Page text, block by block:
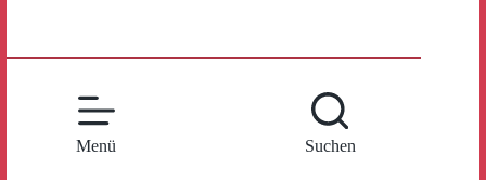
Menü Suchen